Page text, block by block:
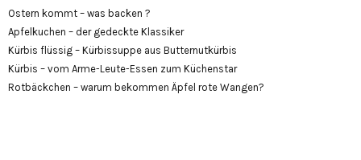
Ostern kommt – was backen ?
Apfelkuchen – der gedeckte Klassiker
Kürbis flüssig – Kürbissuppe aus Butternutkürbis
Kürbis – vom Arme-Leute-Essen zum Küchenstar
Rotbäckchen – warum bekommen Äpfel rote Wangen?